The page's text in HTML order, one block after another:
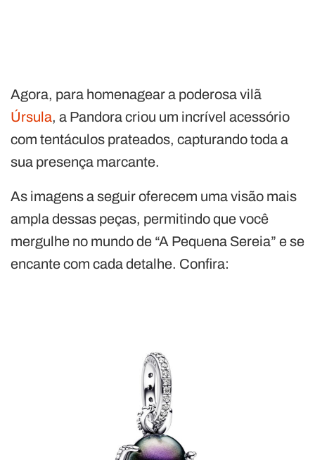
Agora, para homenagear a poderosa vilã
Úrsula, a Pandora criou um incrível acessório
com tentáculos prateados, capturando toda a
sua presença marcante.
As imagens a seguir oferecem uma visão mais
ampla dessas peças, permitindo que você
mergulhe no mundo de “A Pequena Sereia” e se
encante com cada detalhe. Confira: